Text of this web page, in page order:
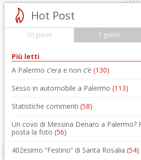
Hot Post
30 giorni 7 giorni
Più letti
A Palermo c’era e non c’è (130)
Sesso in automobile a Palermo (113)
Statistiche commenti (58)
Un covo di Messina Denaro a Palermo?
posta la foto (56)
402esimo “Festino” di Santa Rosalia (54)